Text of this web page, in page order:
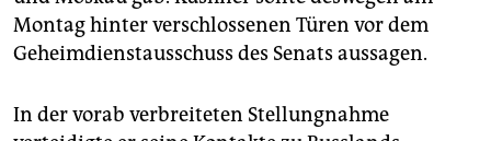
Montag hinter verschlossenen Türen vor dem
Geheimdienstausschuss des Senats aussagen.
In der vorab verbreiteten Stellungnahme